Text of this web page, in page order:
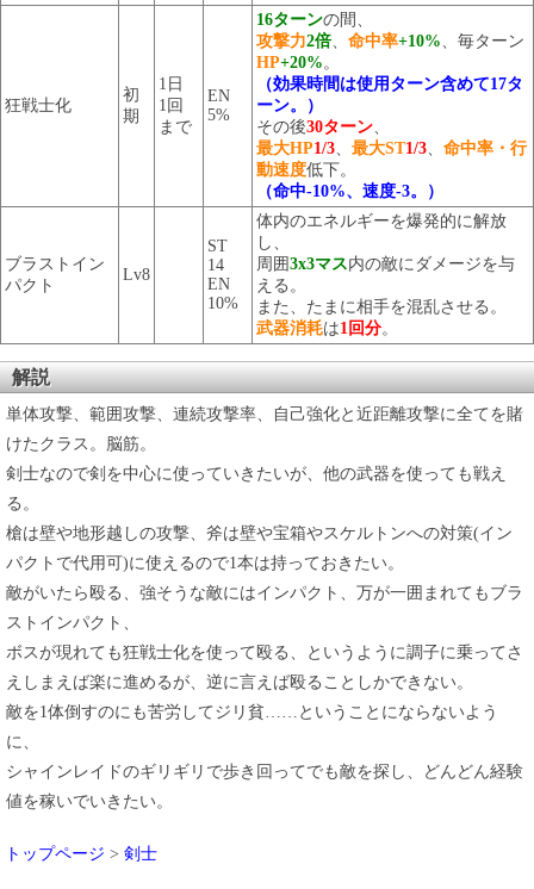
狂戦士化
初
期
1日
1回
まで
EN
5%
16ターンの間、
攻撃力2倍、 命中率+10% 、毎ターン
HP+20% 。
（効果時間は使用ターン含めて17タ
ーン。）
その後30ターン
最大HP1/3 最大ST1/3
命中率・行
動速度低下。
（命中-10%、速度-3。）
ブラストイン
パクト
Lv8
ST
14
EN
10%
体内のエネルギーを爆発的に解放
し、
周囲3x3マス内の敵にダメージを与
える。
また、たまに相手を混乱させる。
武器消耗は1回分。
解説
単体攻撃、範囲攻撃、連続攻撃率、自己強化と近距離攻撃に全てを賭
けたクラス。脳筋。
剣士なので剣を中心に使っていきたいが、他の武器を使っても戦え
る。
槍は壁や地形越しの攻撃、斧は壁や宝箱やスケルトンへの対策(イン
パクトで代用可)に使えるので1本は持っておきたい。
敵がいたら殴る、強そうな敵にはインパクト、万が一囲まれてもブラ
ストインパクト、
ボスが現れても狂戦士化を使って殴る、というように調子に乗ってさ
えしまえば楽に進めるが、逆に言えば殴ることしかできない。
敵を1体倒すのにも苦労してジリ貧……ということにならないよう
に、
シャインレイドのギリギリで歩き回ってでも敵を探し、どんどん経験
値を稼いでいきたい。
トップページ > 剣士